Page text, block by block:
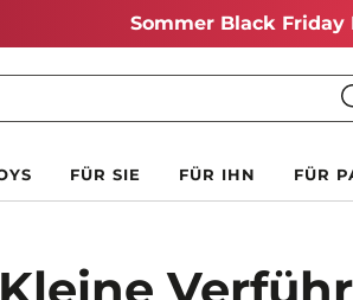
Sommer Black Friday
FÜR SIE FÜR IHN FÜR